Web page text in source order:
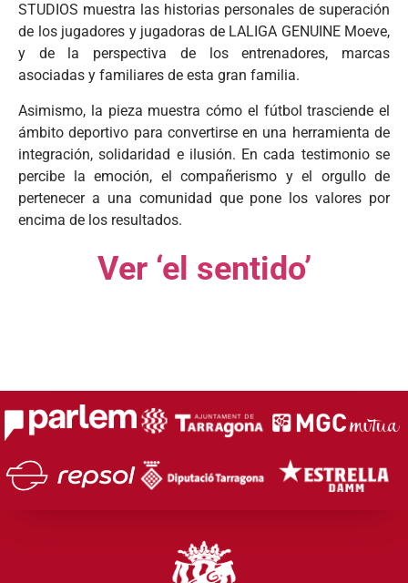
STUDIOS muestra las historias personales de superación
de los jugadores y jugadoras de LALIGA GENUINE Moeve,
y de la perspectiva de los entrenadores, marcas
asociadas y familiares de esta gran familia.
Asimismo, la pieza muestra cómo el fútbol trasciende el
ámbito deportivo para convertirse en una herramienta de
integración, solidaridad e ilusión. En cada testimonio se
percibe la emoción, el compañerismo y el orgullo de
pertenecer a una comunidad que pone los valores por
encima de los resultados.
Ver ‘el sentido’